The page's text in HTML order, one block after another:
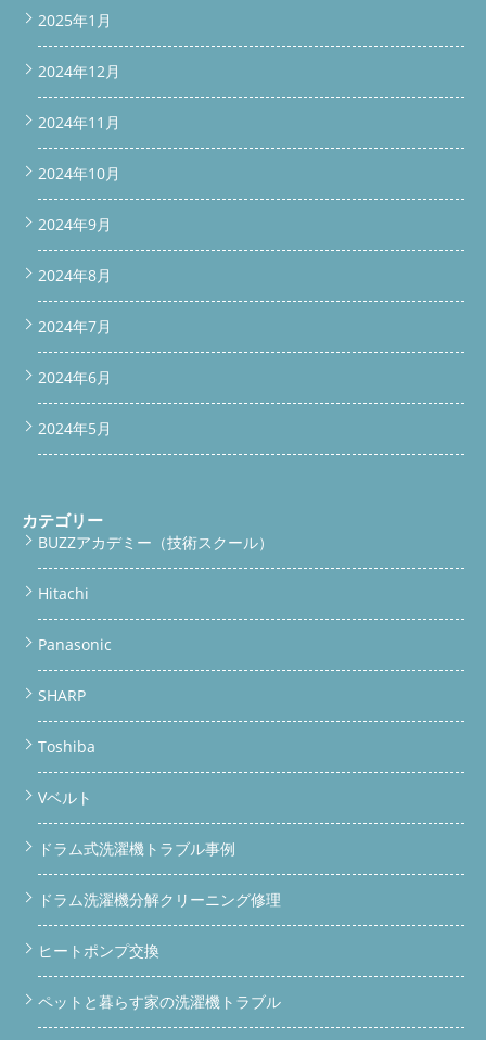
border: 1px solid #FFD699; padding: 24px; margin: 24px 0; text-
align: center; border-radius: 10px; } .vertical-link-block p { font-
size: 16px; color: #333; margin: 20px 0; /* 上下に余白 */ line-
height: 1.5; } /* ボタン共通設定 */ .vertical-link-block .button {
display: inline-block; font-weight: bold; font-size: 16px; padding:
14px 28px; width: 220px; /* 幅統一 */ border-radius: 6px; text-
decoration: none; transition: opacity 0.3s; text-align: center;
margin: 0 auto; /* 中央揃え */ } /* サービス一覧ボタン：緑 */
.vertical-link-block .service-button { background-color: #28A745;
color: #fff; } .vertical-link-block .service-button:hover { opacity:
0.9; } /* 料金表ボタン：オレンジ */ .vertical-link-block .price-
button { background-color: #FF7A2D; color: #fff; } .vertical-link-
2025年1月
2024年12月
2024年11月
2024年10月
2024年9月
2024年8月
2024年7月
2024年6月
2024年5月
カテゴリー
BUZZアカデミー（技術スクール）
Hitachi
Panasonic
SHARP
Toshiba
Vベルト
ドラム式洗濯機トラブル事例
ドラム洗濯機分解クリーニング修理
ヒートポンプ交換
ペットと暮らす家の洗濯機トラブル